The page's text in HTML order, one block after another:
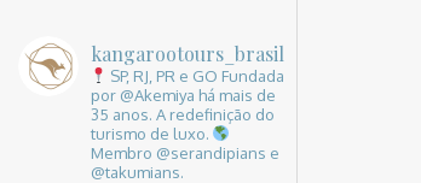
kangarootours_brasil
SP, RJ, PR e GO Fundada
por @Akemiya há mais de
35 anos. A redefinição do
turismo de luxo.
Membro @serandipians e
@takumians.